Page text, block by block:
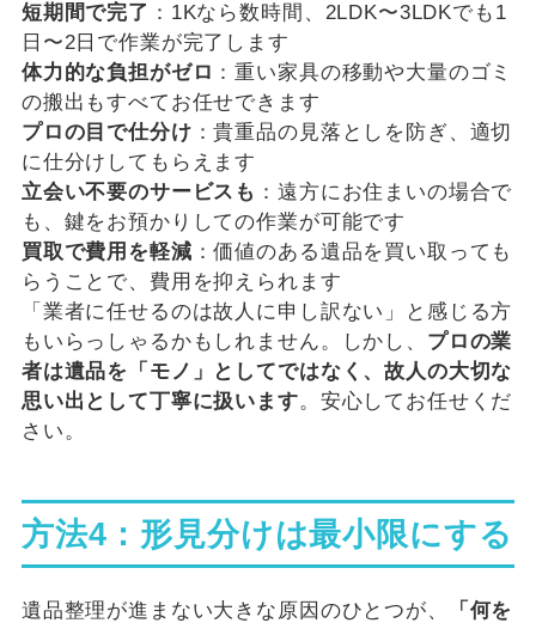
短期間で完了 ：1Kなら数時間、2LDK〜3LDKでも1
日〜2日で作業が完了します
体力的な負担がゼロ ：重い家具の移動や大量のゴミ
の搬出もすべてお任せできます
プロの目で仕分け ：貴重品の見落としを防ぎ、適切
に仕分けしてもらえます
立会い不要のサービスも ：遠方にお住まいの場合で
も、鍵をお預かりしての作業が可能です
買取で費用を軽減 ：価値のある遺品を買い取っても
らうことで、費用を抑えられます
「業者に任せるのは故人に申し訳ない」と感じる方
もいらっしゃるかもしれません。しかし、 プロの業
者は遺品を「モノ」としてではなく、故人の大切な
思い出として丁寧に扱います。安心してお任せくだ
さい。
方法4：形見分けは最小限にする
遺品整理が進まない大きな原因のひとつが、
「何を